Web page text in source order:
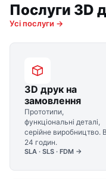
Послуги 3D
Усі послуги →
3D друк на
замовлення
Прототипи,
функціональні деталі,
серійне виробництво.
24 годин.
SLA · SLS · FDM →